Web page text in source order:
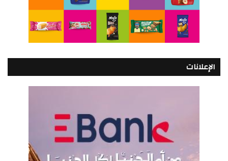
الإعلانات